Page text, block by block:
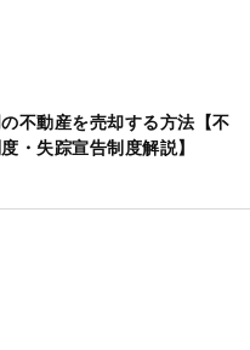
不動産を売却する方法【不
・失踪宣告制度解説】